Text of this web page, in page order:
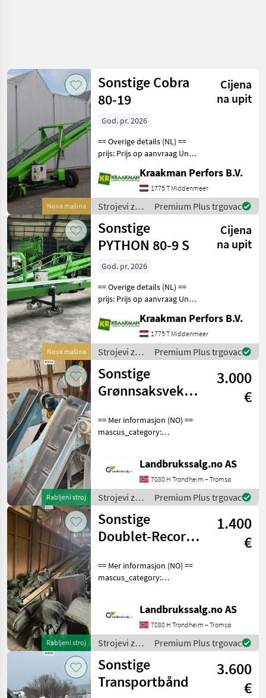
Nova mašina
Sonstige Cobra
80-19
Cijena
na upit
God. pr. 2026
== Overige details (NL) ==
prijs: Prijs op aanvraag Unit:
Transportni puževiKraakman Perfors B.V.
1775 T Middenmeer
Strojevi za
transport /
Sonstige
Premium Plus trgovac
Nova mašina
Sonstige
PYTHON 80-9 S
Cijena
na upit
God. pr. 2026
== Overige details (NL) ==
prijs: Prijs op aanvraag Unit:
Transportni puževiKraakman Perfors B.V.
1775 T Middenmeer
Strojevi za
transport /
Sonstige
Premium Plus trgovac
Rabljeni stroj
Sonstige
Grønnsaksvekter
3.000
€
== Mer informasjon (NO) ==
mascus_category:
Please provide reference
number upon request: 9134
See en.landbrukssalg.
Landbrukssalg.no AS
7080 H Trondheim – Tromsø
Strojevi za
transport /
Sonstige
Premium Plus trgovac
Rabljeni stroj
Sonstige
Doublet-Record
1.400
€
== Mer informasjon (NO) ==
mascus_category:
provide reference number
upon request: 8949 See
en.landbrukssalg.no/8949
Landbrukssalg.no AS
7080 H Trondheim – Tromsø
Strojevi za
transport /
Sonstige
Premium Plus trgovac
Sonstige
Transportbånd
3.600
€